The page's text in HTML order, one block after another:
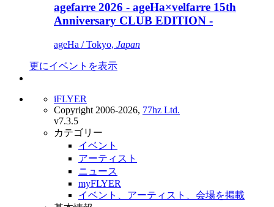
agefarre 2026 - ageHa×velfarre 15th
Anniversary CLUB EDITION -
ageHa / Tokyo, Japan
更にイベントを表示
iFLYER
Copyright 2006-2026, 77hz Ltd.
v7.3.5
カテゴリー
イベント
アーティスト
ニュース
myFLYER
イベント、アーティスト、会場を掲載